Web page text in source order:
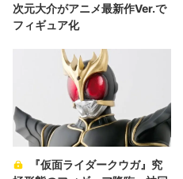
次元大介がアニメ最新作Ver.で
フィギュア化
『仮面ライダークウガ』究